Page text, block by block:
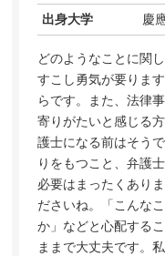
出身大学 慶
どのようなことに関
すこし勇気が要りま
らです。また、法律
寄りがたいと感じる
護士になる前はそう
りをもつこと、弁護
必要はまったくあり
ださいね。「こんな
か」などと心配する
ままで大丈夫です。